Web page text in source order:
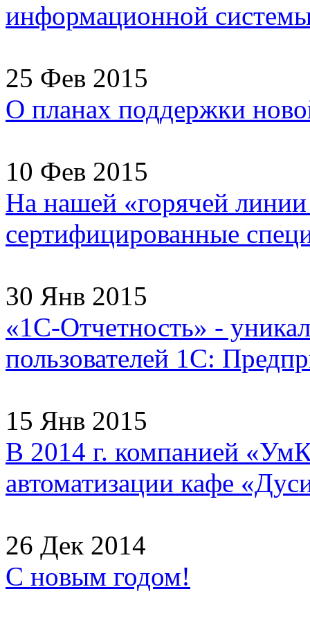
информационной
25 Фев 2015
О планах поддержки
10 Фев 2015
На нашей «горячей
сертифицированные
30 Янв 2015
«1С-Отчетность» -
пользователей 1С:
15 Янв 2015
В 2014 г. компанией
автоматизации кафе
26 Дек 2014
С новым годом!